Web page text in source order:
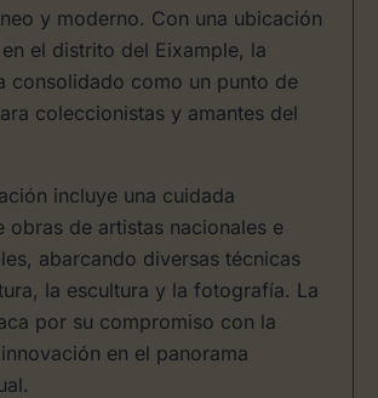
y moderno. Con una ubicación
el distrito del Eixample, la
consolidado como un punto de
coleccionistas y amantes del
incluye una cuidada
obras de artistas nacionales e
abarcando diversas técnicas
la escultura y la fotografía. La
por su compromiso con la
en el panorama